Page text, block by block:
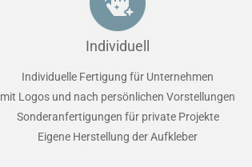
Individuell
Individuelle Fertigung für Unternehmen
mit Logos und nach persönlichen Vorstellungen
Sonderanfertigungen für private Projekte
Eigene Herstellung der Aufkleber